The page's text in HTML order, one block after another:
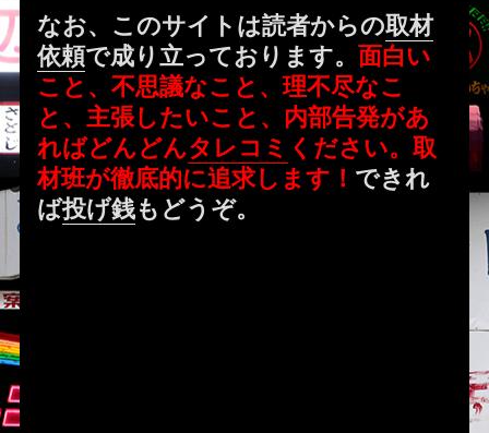
なお、このサイトは読者からの取材
依頼で成り立っております。面白い
こと、不思議なこと、理不尽なこ
と、主張したいこと、内部告発があ
ればどんどんタレコミ ください。取
材班が徹底的に追求します！ できれ
ば投げ銭もどうぞ。